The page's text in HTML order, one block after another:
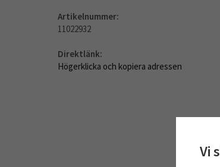
Artikelnummer:
11022932
Direktlänk:
Högerklicka och kopiera adressen
Vi